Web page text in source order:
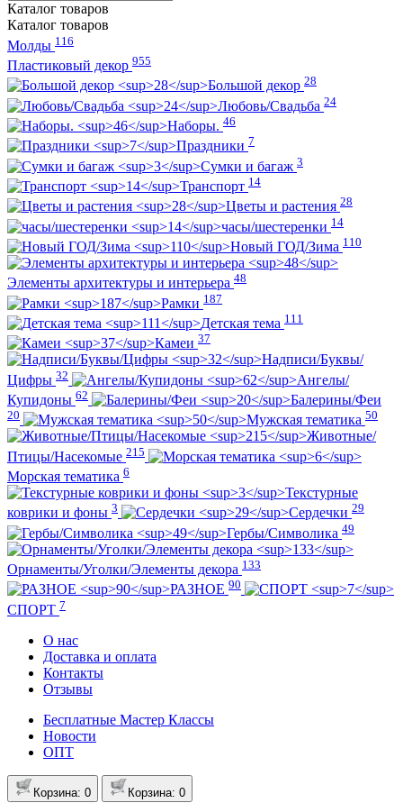
Каталог товаров
Каталог товаров
Молды 116
Пластиковый декор 955
Большой декор 28
Любовь/Cвадьба 24
Наборы. 46
Праздники 7
Сумки и багаж 3
Транспорт 14
Цветы и растения 28
часы/шестеренки 14
Новый ГОД/Зима 110
Элементы архитектуры и интерьера 48
Рамки 187
Детская тема 111
Камеи 37
Надписи/Буквы/
Цифры 32
Ангелы/
Купидоны 62 Балерины/Феи
20 Мужская тематика 50
Животные/
Птицы/Насекомые 215
Морская тематика 6
Текстурные
коврики и фоны 3 Сердечки 29
Гербы/Символика 49
Орнаменты/Уголки/Элементы декора 133
РАЗНОЕ 90
СПОРТ 7
О нас
Доставка и оплата
Контакты
Отзывы
Бесплатные Мастер Классы
Новости
ОПТ
Корзина: 0 Корзина: 0